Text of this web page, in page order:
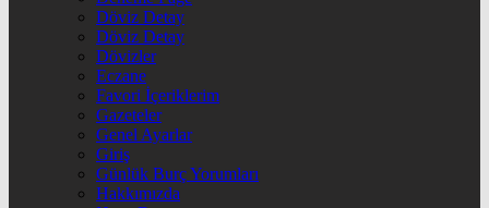
Döviz Detay
Döviz Detay
Dövizler
Eczane
Favori İçeriklerim
Gazeteler
Genel Ayarlar
Giriş
Günlük Burç Yorumları
Hakkımızda